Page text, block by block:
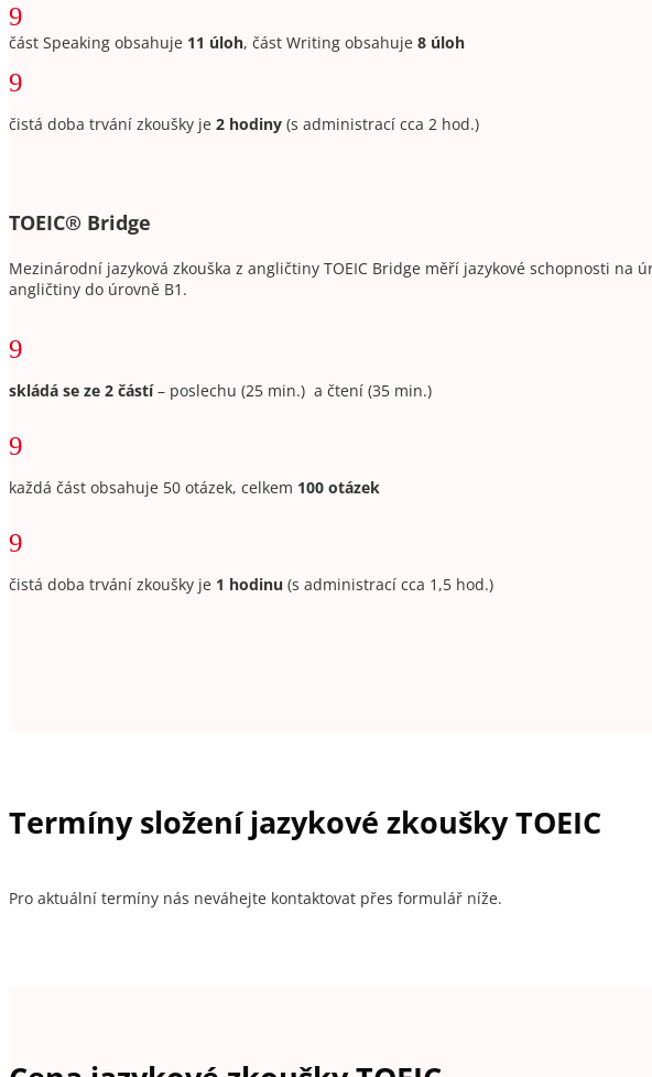
9
část Speaking obsahuje 11 úloh, část Writing obsahuje 8 úloh
9
čistá doba trvání zkoušky je 2 hodiny (s administrací cca 2 hod.)
TOEIC® Bridge
Mezinárodní jazyková zkouška z angličtiny TOEIC Bridge měří jazykové schopnosti
angličtiny do úrovně B1.
9
skládá se ze 2 částí– poslechu (25 min.) a čtení (35 min.)
9
každá část obsahuje 50 otázek, celkem 100 otázek
9
čistá doba trvání zkoušky je 1 hodinu (s administrací cca 1,5 hod.)
Termíny složení jazykové zkoušky TOEIC
Pro aktuální termíny nás neváhejte kontaktovat přes formulář níže.